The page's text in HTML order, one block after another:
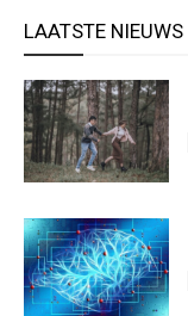
LAATSTE NIEUWS